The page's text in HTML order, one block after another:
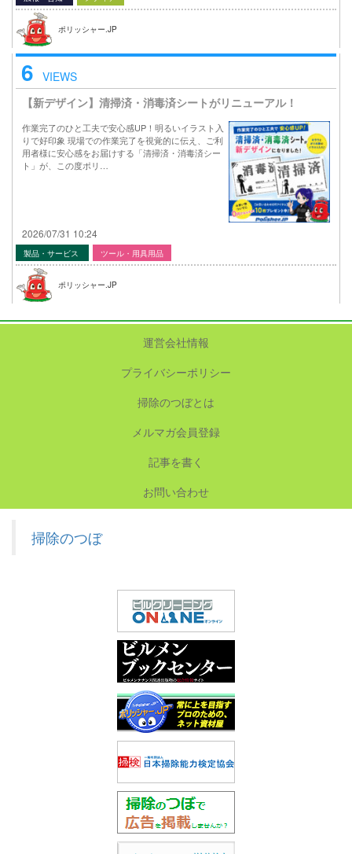
ポリッシャー.JP
6 VIEWS
【新デザイン】清掃済・消毒済シートがリニューアル！
作業完了のひと工夫で安心感UP！明るいイラスト入
りで好印象 現場での作業完了を視覚的に伝え、ご利
用者様に安心感をお届けする「清掃済・消毒済シー
ト」が、この度ポリ…
2026/07/31 10:24
製品・サービス ツール・用具用品
ポリッシャー.JP
運営会社情報
プライバシーポリシー
掃除のつぼとは
メルマガ会員登録
記事を書く
お問い合わせ
掃除のつぼ